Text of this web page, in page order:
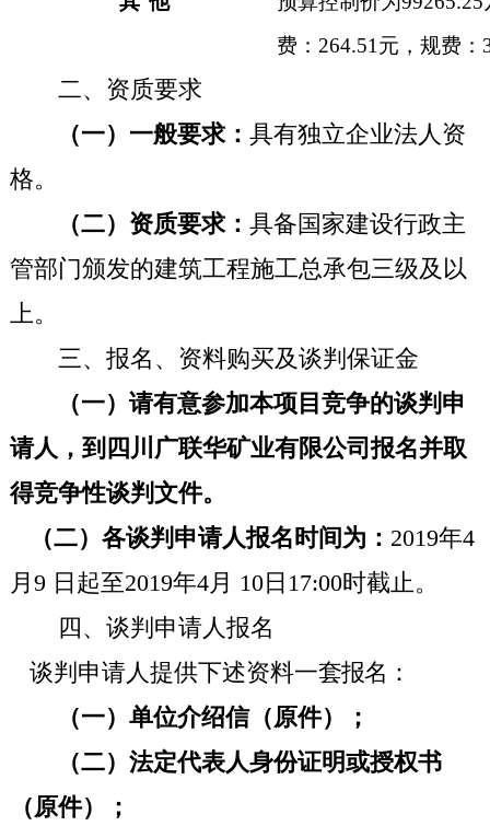
费：264.51元，规费：
二、资质要求
（一）一般要求： 具有独立企业法人资
格。
（二）资质要求： 具备国家建设行政主
管部门颁发的建筑工程施工总承包三级及以
上。
三、报名、资料购买及谈判保证金
（一）请有意参加本项目竞争的谈判申
请人，到四川广联华矿业有限公司报名并取
得竞争性谈判文件。
（二）各谈判申请人报名时间为： 2019年4
月 9 日起至2019年4月 10日 17:00时截止。
四、谈判申请人报名
谈判申请人提供下述资料一套报名：
（一）单位介绍信（原件）；
（二）法定代表人身份证明或授权书
（原件）；